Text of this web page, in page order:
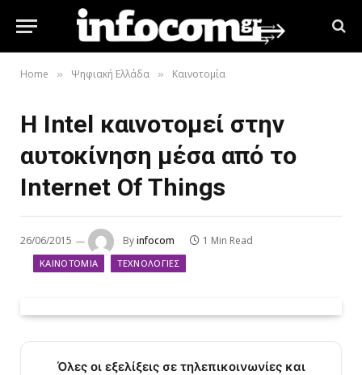
Home » Ψηφιακή Ελλάδα » Καινοτομία
H Intel καινοτομεί στην
αυτοκίνηση μέσα από το
Internet Of Things
26/06/2015 Byinfocom 1 Min Read
ΚΑΙΝΟΤΟΜΊΑ ΤΕΧΝΟΛΟΓΊΕΣ
Όλες οι εξελίξεις σε τηλεπικοινωνίες και